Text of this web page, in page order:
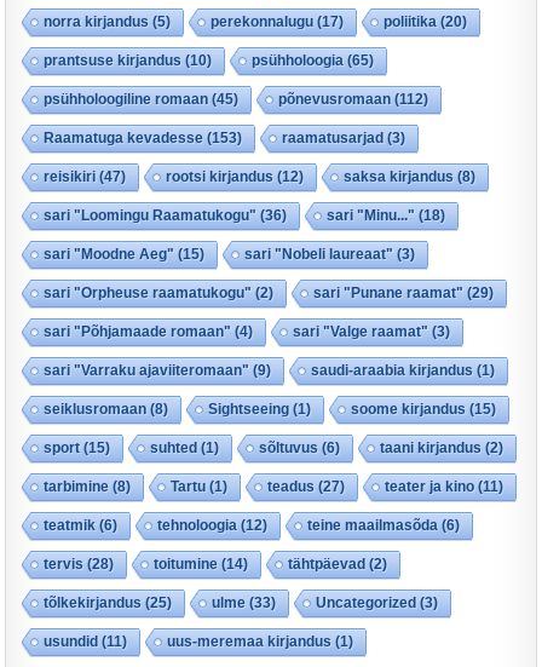
norra kirjandus (5) perekonnalugu (17) poliitika (20)
prantsuse kirjandus (10) psühholoogia (65)
psühholoogiline romaan (45) põnevusromaan (112)
Raamatuga kevadesse (153) raamatusarjad (3)
reisikiri (47) rootsi kirjandus (12) saksa kirjandus (8)
sari "Loomingu Raamatukogu" (36) sari "Minu..." (18)
sari "Moodne Aeg" (15) sari "Nobeli laureaat" (3)
sari "Orpheuse raamatukogu" (2) sari "Punane raamat" (29)
sari "Põhjamaade romaan" (4) sari "Valge raamat" (3)
sari "Varraku ajaviiteromaan" (9) saudi-araabia kirjandus (1)
seiklusromaan (8) Sightseeing (1) soome kirjandus (15)
sport(15) suhted (1) sõltuvus (6) taani kirjandus (2)
tarbimine (8) Tartu (1) teadus (27) teater ja kino (11)
teatmik (6) tehnoloogia (12) teine maailmasõda (6)
tervis (28) toitumine (14) tähtpäevad (2)
tõlkekirjandus (25) ulme (33) Uncategorized (3)
usundid (11) uus-meremaa kirjandus (1)